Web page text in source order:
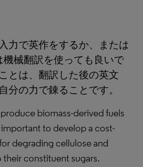
力で英作をするか、または
機械翻訳を使っても良いで
とは、翻訳した後の英文
分の力で錬ることです。
biomass-derived fuels
to develop a cost-
degrading cellulose and
constituent sugars.